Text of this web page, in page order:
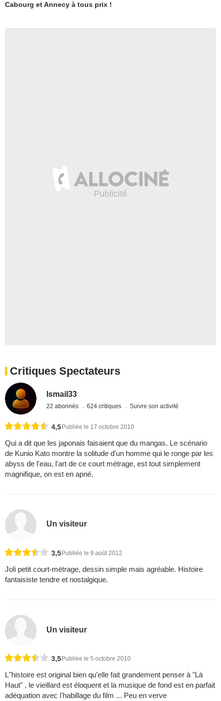
Cabourg et Annecy à tous prix !
Critiques Spectateurs
Ismail33
22 abonnés 624 critiques Suivre son activité
4,5Publiée le 17 octobre 2010
Qui a dit que les japonais faisaient que du mangas. Le scénario
de Kunio Kato montre la solitude d'un homme qui le ronge par les
abyss de l'eau, l'art de ce court métrage, est tout simplement
magnifique, on est en apné.
Un visiteur
3,5Publiée le 9 août 2012
Joli petit court-métrage, dessin simple mais agréable. Histoire
fantaisiste tendre et nostalgique.
Un visiteur
3,5 Publiée le 5 octobre 2010
L"histoire est original bien qu'elle fait grandement penser à "Là
Haut" , le vieillard est éloquent et la musique de fond est en parfait
adéquation avec l'habillage du film ... Peu en verve